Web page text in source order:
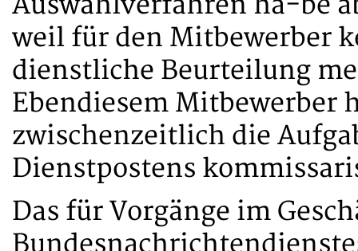
weil für den Mitbewerber
dienstliche Beurteilung
Ebendiesem Mitbewerber
zwischenzeitlich die
Dienstpostens
Das für Vorgänge im